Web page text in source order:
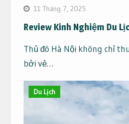
11 Tháng 7, 2025
Review Kinh Nghiệm Du
Thủ đô Hà Nội không chỉ
bởi vẻ…
Du Lịch